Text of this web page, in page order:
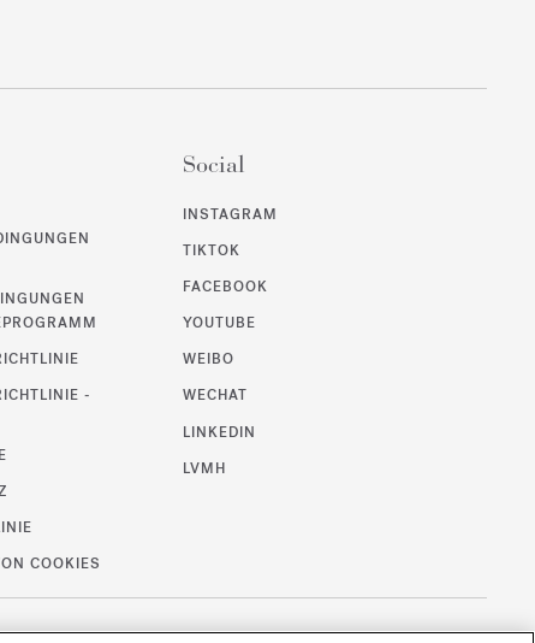
-
COOKIES
Social
INSTAGRAM
TIKTOK
FACEBOOK
YOUTUBE
WEIBO
WECHAT
LINKEDIN
LVMH